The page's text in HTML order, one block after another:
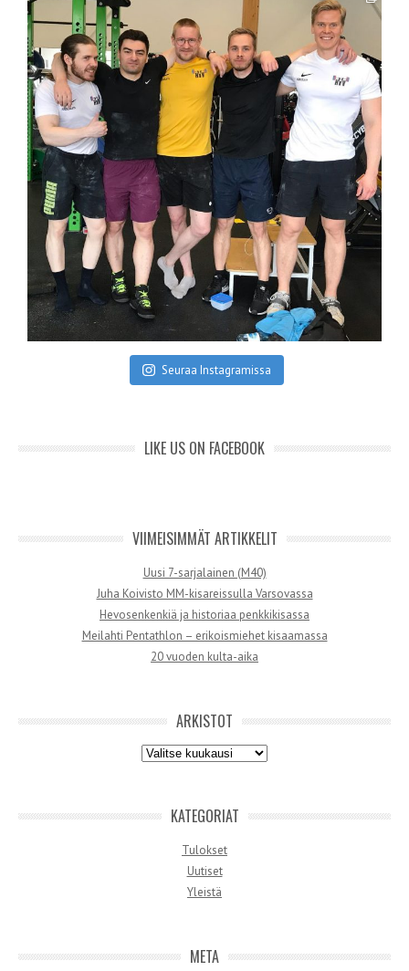
Seuraa Instagramissa
LIKE US ON FACEBOOK
VIIMEISIMMÄT ARTIKKELIT
Uusi 7-sarjalainen (M40)
Juha Koivisto MM-kisareissulla Varsovassa
Hevosenkenkiä ja historiaa penkkikisassa
Meilahti Pentathlon – erikoismiehet kisaamassa
20 vuoden kulta-aika
ARKISTOT
Arkistot
KATEGORIAT
Tulokset
Uutiset
Yleistä
META